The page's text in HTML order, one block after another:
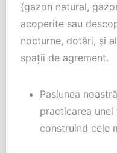
(gazon natural,
acoperite sau
nocturne, dotări, și
spații de agrement.
Pasiunea
practicarea
construind cele